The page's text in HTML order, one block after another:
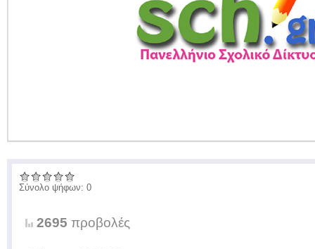
Σύνολο ψήφων: 0
2695 προβολές